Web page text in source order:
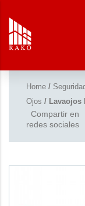
Home /
Ojos / Lavaojos
Compartir en
redes sociales